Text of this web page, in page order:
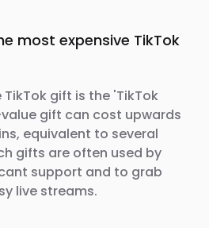
most expensive TikTok
gift is the 'TikTok
gift can cost upwards
equivalent to several
gifts are often used by
support and to grab
live streams.